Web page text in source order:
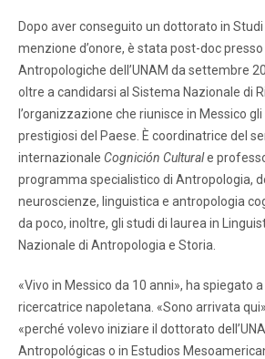
Dopo aver conseguito un dottorato in
menzione d’onore, è stata post-doc presso
Antropologiche dell’UNAM da settembre
oltre a candidarsi al Sistema Nazionale di
l’organizzazione che riunisce in Messico
prestigiosi del Paese. È coordinatrice del
internazionale Cognición Culturale
programma specialistico di Antropologia,
neuroscienze, linguistica e antropologia
da poco, inoltre, gli studi di laurea in
Nazionale di Antropologia e Storia.
«Vivo in Messico da 10 anni», ha spiegato
ricercatrice napoletana. «Sono arrivata
«perché volevo iniziare il dottorato
Antropológicas o in Estudios